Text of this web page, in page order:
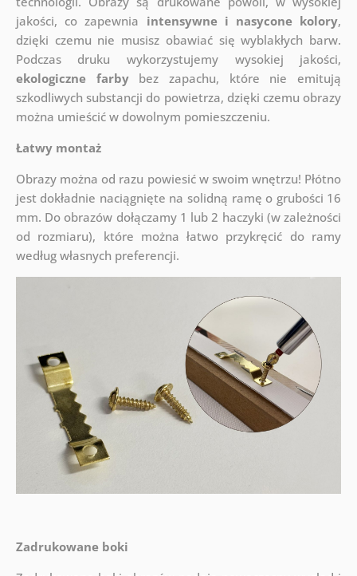
jakości, co zapewnia intensywne i nasycone kolory,
dzięki czemu nie musisz obawiać się wyblakłych barw.
Podczas druku wykorzystujemy wysokiej jakości,
ekologiczne farbybez zapachu, które nie emitują
szkodliwych substancji do powietrza, dzięki czemu obrazy
można umieścić w dowolnym pomieszczeniu.
Łatwy montaż
Obrazy można od razu powiesić w swoim wnętrzu! Płótno
jest dokładnie naciągnięte na solidną ramę o grubości 16
mm. Do obrazów dołączamy 1 lub 2 haczyki (w zależności
od rozmiaru), które można łatwo przykręcić do ramy
według własnych preferencji.
Zadrukowane boki